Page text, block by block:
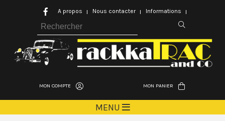
MON COMPTE MON PANIER
MENU
A propos Nous contacter Informations